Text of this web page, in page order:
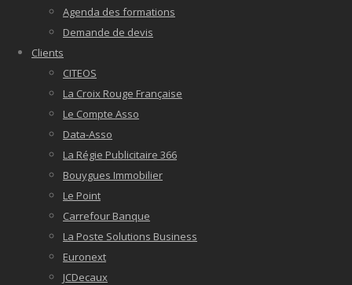
Agenda des formations
Demande de devis
Clients
CITEOS
La Croix Rouge Française
Le Compte Asso
Data-Asso
La Régie Publicitaire 366
Bouygues Immobilier
Le Point
Carrefour Banque
La Poste Solutions Business
Euronext
JCDecaux